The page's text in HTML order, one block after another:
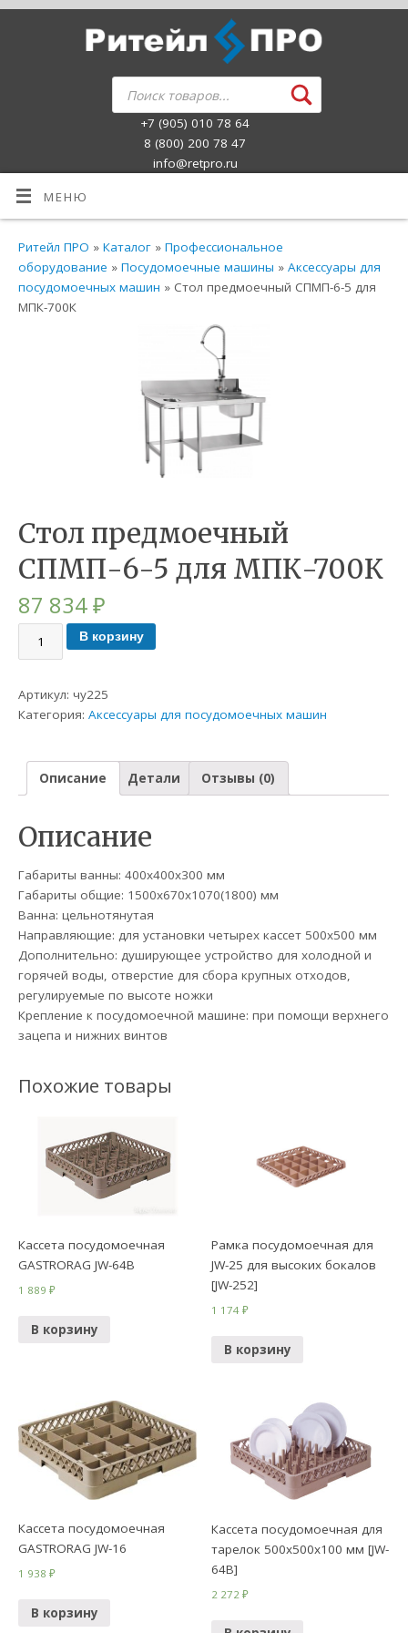
+7 (905) 010 78 64
8 (800) 200 78 47
info@retpro.ru
МЕНЮ
Ритейл ПРО »Каталог »Профессиональное
оборудование »Посудомоечные машины »Аксессуары для
посудомоечных машин » Стол предмоечный СПМП-6-5 для
МПК-700К
Стол предмоечный
СПМП-6-5 для МПК-700К
87 834₽
В корзину
Артикул:чу225
Категория:Аксессуары для посудомоечных машин
Описание Детали Отзывы (0)
Описание
Габариты ванны: 400х400х300 мм
Габариты общие: 1500х670х1070(1800) мм
Ванна: цельнотянутая
Направляющие: для установки четырех кассет 500х500 мм
Дополнительно: душирующее устройство для холодной и
горячей воды, отверстие для сбора крупных отходов,
регулируемые по высоте ножки
Крепление к посудомоечной машине: при помощи верхнего
зацепа и нижних винтов
Похожие товары
Кассета посудомоечная
GASTRORAG JW-64B
1 889₽
В корзину
Рамка посудомоечная для
JW-25 для высоких бокалов
[JW-252]
1 174₽
В корзину
Кассета посудомоечная
GASTRORAG JW-16
1 938₽
В корзину
Кассета посудомоечная для
тарелок 500х500х100 мм [JW-
64В]
2 272₽